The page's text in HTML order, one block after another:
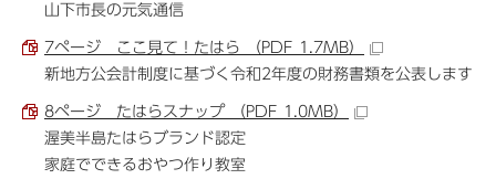
山下市長の元気通信
7ページ ここ見て！たはら （PDF 1.7MB）
新地方公会計制度に基づく令和2年度の財務書類を公表します
8ページ たはらスナップ （PDF 1.0MB）
渥美半島たはらブランド認定
家庭でできるおやつ作り教室